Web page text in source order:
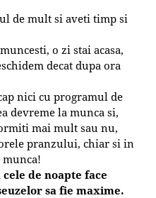
de mult si aveti timp si
o zi stai acasa,
decat dupa ora
nici cu programul de
devreme la munca si,
mai mult sau nu,
pranzului, chiar si in
de noapte face
sa fie maxime.